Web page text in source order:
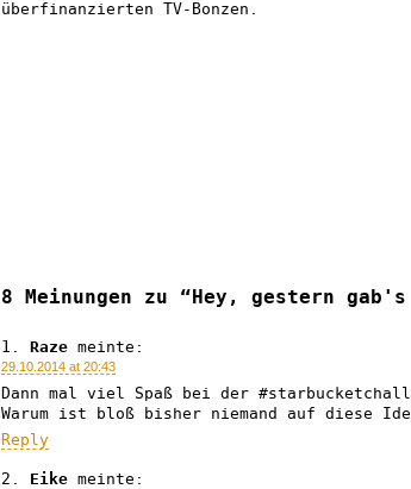
überfinanzierten TV-Bonzen.
8 Meinungen zu “Hey, gestern
Raze meinte:
29.10.2014 at 20:43
Dann mal viel Spaß bei der
Warum ist bloß bisher niemand auf diese Idee
Reply
Eike meinte: